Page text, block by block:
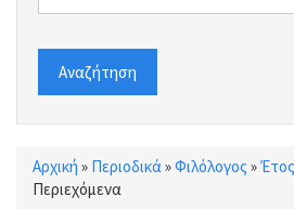
Αναζήτηση
Είστε εδώ
Αρχική » Περιοδικά»Φιλόλογος »
Περιεχόμενα